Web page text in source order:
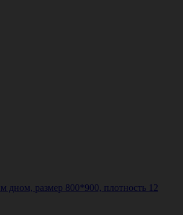
дном, размер 800*900, плотность 12